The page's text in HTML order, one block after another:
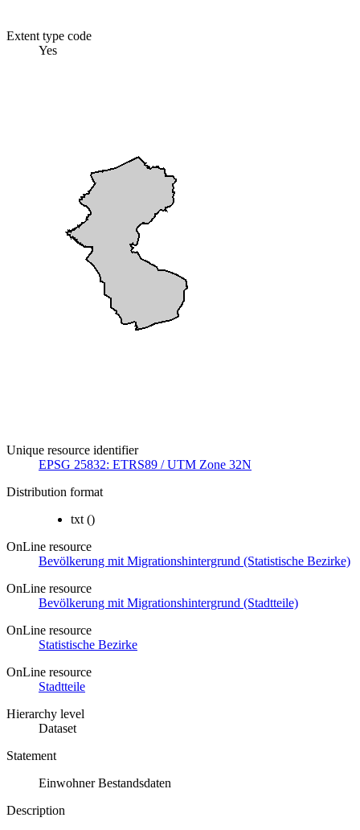
Extent type code
Yes
Unique resource identifier
EPSG 25832: ETRS89 / UTM Zone 32N
Distribution format
txt()
OnLine resource
Bevölkerung mit Migrationshintergrund (Statistische Bezirke)
OnLine resource
Bevölkerung mit Migrationshintergrund (Stadtteile)
OnLine resource
Statistische Bezirke
OnLine resource
Stadtteile
Hierarchy level
Dataset
Statement
Einwohner Bestandsdaten
Description